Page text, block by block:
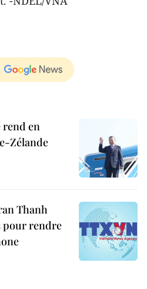
rend en
Zélande
Thanh
pour rendre